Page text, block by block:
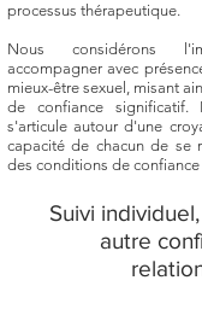
processus thérapeutique.
Nous considérons
accompagner avec
mieux-être sexuel, misant
de confiance significatif.
s'articule autour d'une
capacité de chacun de se
des conditions de
Suivi
autre